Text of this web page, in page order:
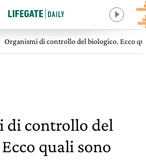
Organismi di controllo del biologico. Ecco
di controllo del
quali sono